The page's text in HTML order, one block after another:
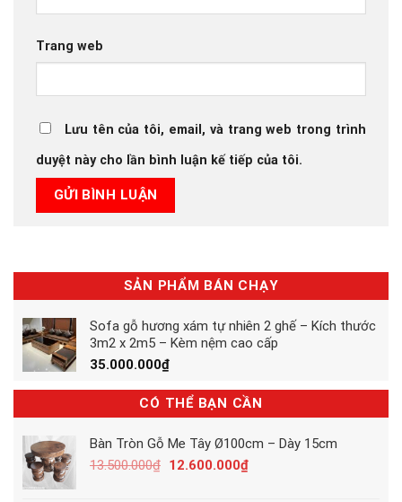
Trang web
Lưu tên của tôi, email, và trang web trong trình
duyệt này cho lần bình luận kế tiếp của tôi.
SẢN PHẨM BÁN CHẠY
Sofa gỗ hương xám tự nhiên 2 ghế – Kích thước
3m2 x 2m5 – Kèm nệm cao cấp
35.000.000₫
CÓ THỂ BẠN CẦN
Bàn Tròn Gỗ Me Tây Ø100cm – Dày 15cm
13.500.000₫ Giá
12.600.000₫Giá